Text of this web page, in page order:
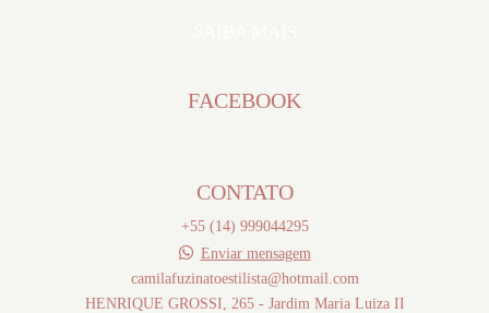
FACEBOOK
CONTATO
+55 (14) 999044295
Enviar mensagem
camilafuzinatoestilista@hotmail.com
HENRIQUE GROSSI, 265 - Jardim Maria Luiza II